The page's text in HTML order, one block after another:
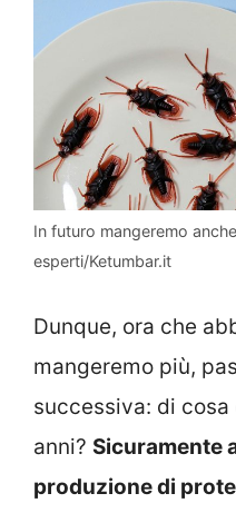
In futuro mangeremo
esperti/Ketumbar.it
Dunque, ora che
mangeremo più,
successiva: di
anni? Sicuramente
produzione di